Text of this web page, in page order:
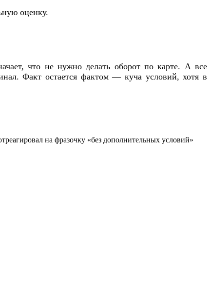
оценку.
что не нужно делать оборот по карте. А все
Факт остается фактом — куча условий, хотя в
на фразочку «без дополнительных условий»